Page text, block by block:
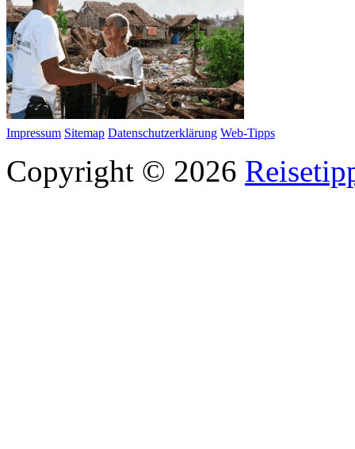
Impressum Sitemap Datenschutzerklärung Web-Tipps
Copyright © 2026